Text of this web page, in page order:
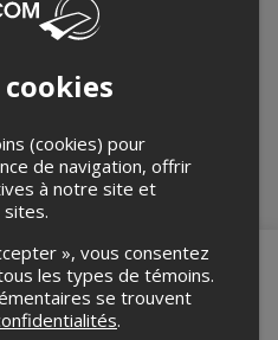
mandataire pour
vente de billets pour ses
CADRE21
vous n'êtes pas un
(cookies) pour
de navigation, offrir
à notre site et
», vous consentez
les types de témoins.
se trouvent
.